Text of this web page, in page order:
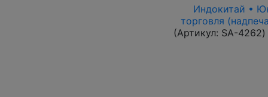
Индокитай •
торговля
(Артикул: SA-4262)